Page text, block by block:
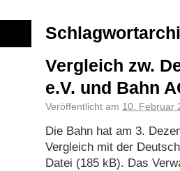
Vergleich zw.
e.V. und Bahn
Veröffentlicht am 10. Februar
Die Bahn hat am 3.
Vergleich mit der
Datei (185 kB). Das